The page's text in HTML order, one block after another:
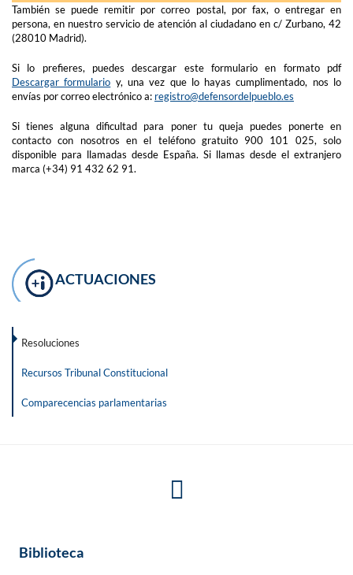
También se puede remitir por correo postal, por fax, o entregar en
persona, en nuestro servicio de atención al ciudadano en c/ Zurbano, 42
(28010 Madrid).
Si lo prefieres, puedes descargar este formulario en formato pdf
Descargar formulario y, una vez que lo hayas cumplimentado, nos lo
envías por correo electrónico a: registro@defensordelpueblo.es
Si tienes alguna dificultad para poner tu queja puedes ponerte en
contacto con nosotros en el teléfono gratuito 900 101 025, solo
disponible para llamadas desde España. Si llamas desde el extranjero
marca (+34) 91 432 62 91.
ACTUACIONES
Resoluciones
Recursos Tribunal Constitucional
Comparecencias parlamentarias
Biblioteca